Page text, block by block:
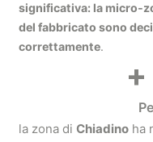
significativa: la
del fabbricato sono
correttamente.
+
la zona di Chiadino ha